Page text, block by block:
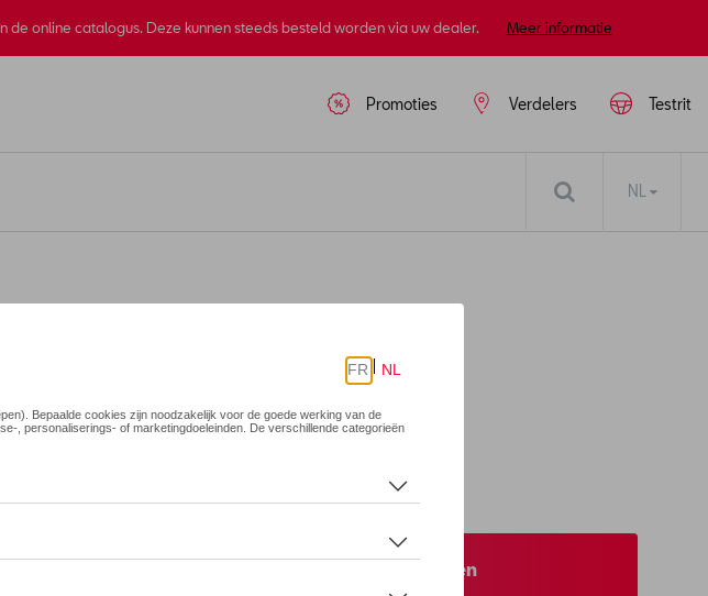
online catalogus. Deze kunnen steeds besteld worden via uw dealer. Meer informatie
Testrit
Verdelers
Promoties
NL
voorraad
Contacteer uw dealer om te bestellen